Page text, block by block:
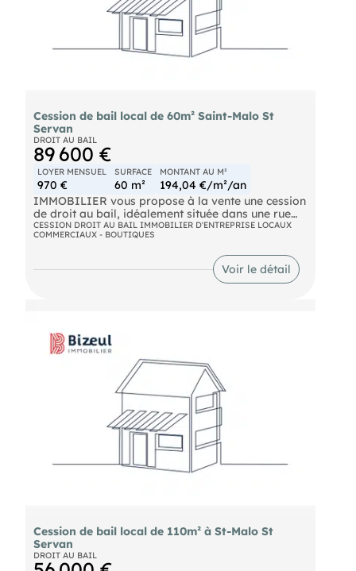
- Mandat n° : 1469
Cession de bail local de 60m² Saint-Malo St
Servan
DROIT AU BAIL
89 600 €
LOYER MENSUEL
970 €
SURFACE
60 m²
MONTANT AU M²
194,04 €/m²/an
IMMOBILIER vous propose à la vente une cession
de droit au bail, idéalement située dans une rue
très fréquentée, passante et commerçante du
quartier de Saint-Servan à Saint-Malo, entourée
de nombreux commerces et à proximité
immédiate de la place du marché. Les locaux sont
en très bon état général et offrent un agencement
ainsi que d'une arrière-boutique comprenant un
bureau supplémentaire et un sanitaire. L'ensemble
développe une surface d'environ 60 m², offrant un
cadre de travail agréable et facilement modulable
selon l'activité. Le loyer mensuel s'élève à 970 €
HT. En complément, il est possible de bénéficier de
trois places de stationnement privatives, un
véritable atout dans ce secteur recherché,
moyennant un loyer supplémentaire de 230 € HT
mensuel. Conditions, nous consulter.
CESSION DROIT AU BAIL IMMOBILIER D'ENTREPRISE LOCAUX
COMMERCIAUX - BOUTIQUES
Voir le détail
Cession de bail local de 110m² à St-Malo St
Servan
DROIT AU BAIL